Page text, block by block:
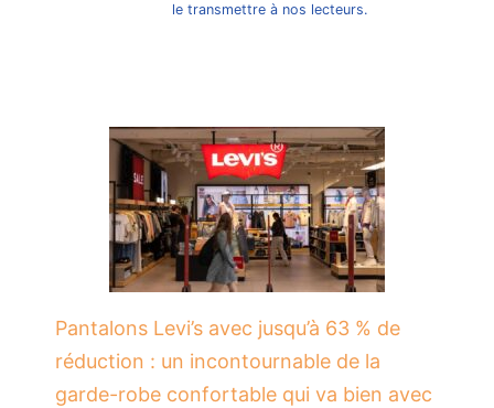
le transmettre à nos lecteurs.
Pantalons Levi’s avec jusqu’à 63 % de
réduction : un incontournable de la
garde-robe confortable qui va bien avec